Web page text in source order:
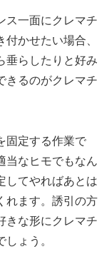
ス一面にクレマチ
かせたい場合、
垂らしたりと好み
きるのがクレマチ
固定する作業で
当なヒモでもなん
してやればあとは
れます。誘引の方
きな形にクレマチ
ょう。